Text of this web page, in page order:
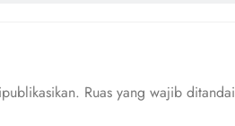
Ruas yang wajib ditandai